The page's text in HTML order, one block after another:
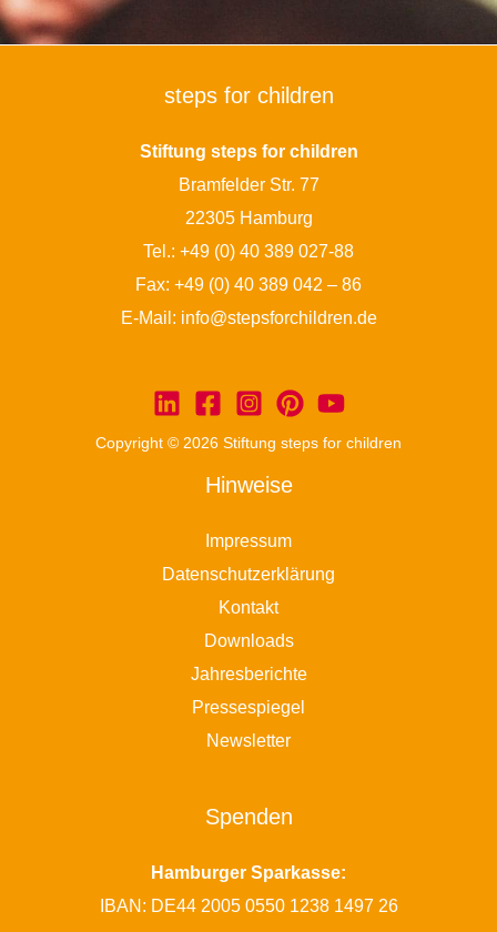
steps for children
Stiftung steps for children
Bramfelder Str. 77
22305 Hamburg
Tel.: +49 (0) 40 389 027-88
Fax: +49 (0) 40 389 042 – 86
E-Mail: info@stepsforchildren.de
Copyright © 2026 Stiftung steps for children
Hinweise
Impressum
Datenschutzerklärung
Kontakt
Downloads
Jahresberichte
Pressespiegel
Newsletter
Spenden
Hamburger Sparkasse:
IBAN: DE44 2005 0550 1238 1497 26